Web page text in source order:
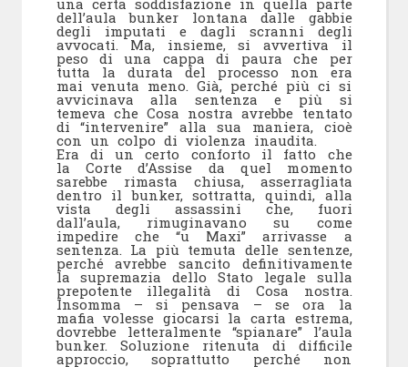
dell’aula bunker lontana dalle gabbie
degli imputati e dagli scranni degli
avvocati. Ma, insieme, si avvertiva il
peso di una cappa di paura che per
tutta la durata del processo non era
mai venuta meno. Già, perché più ci si
avvicinava alla sentenza e più si
temeva che Cosa nostra avrebbe tentato
di “intervenire” alla sua maniera, cioè
con un colpo di violenza inaudita.
Era di un certo conforto il fatto che
la Corte d’Assise da quel momento
sarebbe rimasta chiusa, asserragliata
dentro il bunker, sottratta, quindi, alla
vista degli assassini che, fuori
dall’aula, rimuginavano su come
impedire che “u Maxi” arrivasse a
sentenza. La più temuta delle sentenze,
perché avrebbe sancito definitivamente
la supremazia dello Stato legale sulla
prepotente illegalità di Cosa nostra.
Insomma – si pensava – se ora la
mafia volesse giocarsi la carta estrema,
dovrebbe letteralmente “spianare” l’aula
bunker. Soluzione ritenuta di difficile
approccio, soprattutto perché non